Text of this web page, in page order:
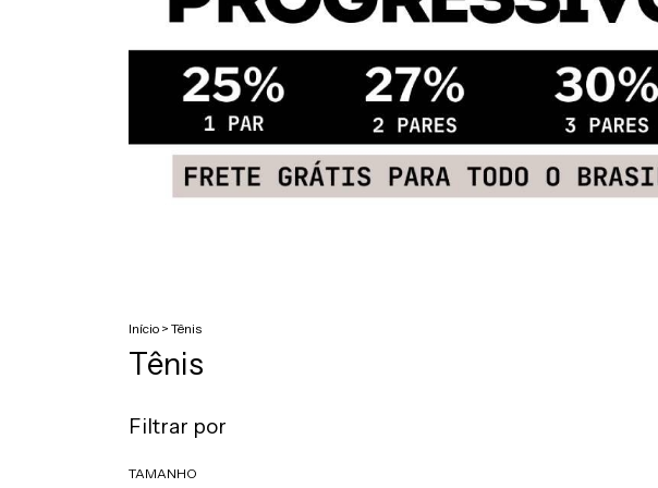
Início > Tênis
Tênis
Filtrar por
TAMANHO